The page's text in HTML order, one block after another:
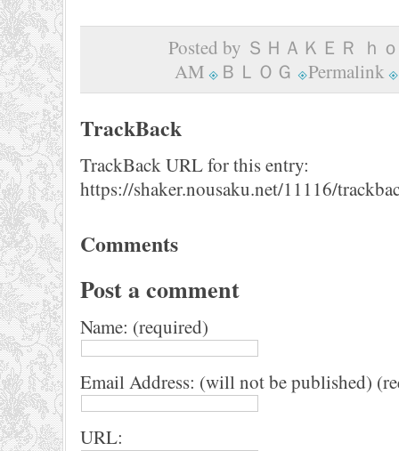
Posted by ＳＨＡＫＥＲ ｈ
AM
ＢＬＯＧ Permalink
TrackBack
TrackBack URL for this entry:
https://shaker.nousaku.net/11116/
Comments
Post a comment
Name: (required)
Email Address: (will not be published)
URL: